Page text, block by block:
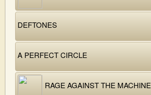
DEFTONES
A PERFECT CIRCLE
RAGE AGAINST THE MACHINE